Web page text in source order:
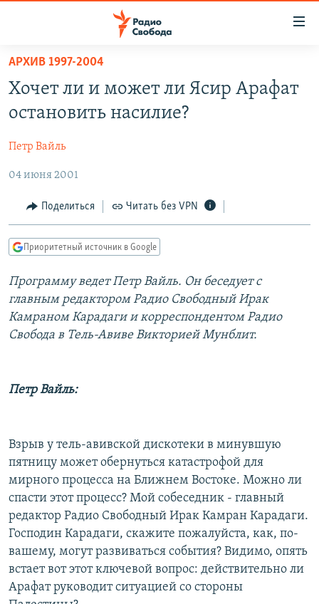
упрощенного
доступа
основному
Вернутся
главной
навигации
Вернутся
поиску
ЦИТАТЫ СВОБОДЫ
МНЕНИЯ
КУЛЬТУРА
IDEL.РЕАЛИИ
КАВКАЗ.РЕАЛИИ
СЕВЕР.РЕАЛИИ
СИБИРЬ.РЕАЛИИ
РАСПИСАНИЕ ВЕЩАНИЯ
СОЦИАЛЬНЫЕ СЕТИ
Все сайты РСЕ/РС
АРХИВ 1997-2004
Хочет ли и может ли Ясир Арафат
остановить насилие?
Петр Вайль
04 июня 2001
Поделиться Читать без VPN
Приоритетный источник в Google
Программу ведет Петр Вайль. Он беседует с
главным редактором Радио Свободный Ирак
Камраном Карадаги и корреспондентом Радио
Свобода в Тель-Авиве Викторией Мунблит.
Петр Вайль:
Взрыв у тель-авивской дискотеки в минувшую
пятницу может обернуться катастрофой для
мирного процесса на Ближнем Востоке. Можно ли
спасти этот процесс? Мой собеседник - главный
редактор Радио Свободный Ирак Камран Карадаги.
Господин Карадаги, скажите пожалуйста, как, по-
вашему, могут развиваться события? Видимо, опять
встает вот этот ключевой вопрос: действительно ли
Арафат руководит ситуацией со стороны